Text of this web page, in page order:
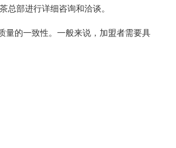
总部进行详细咨询和洽谈。
的一致性。一般来说，加盟者需要具